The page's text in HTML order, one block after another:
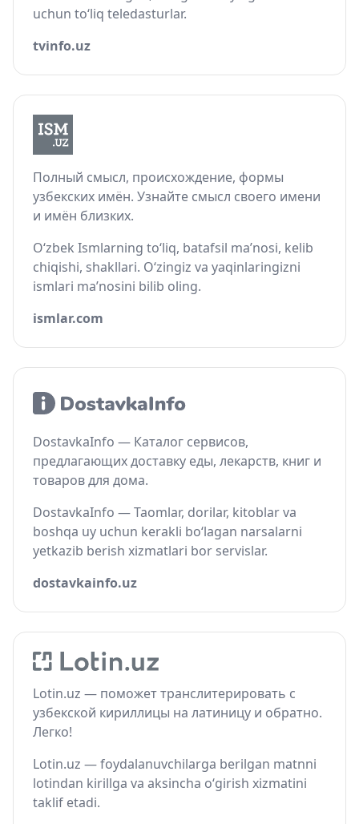
uchun to‘liq teledasturlar.
tvinfo.uz
Полный смысл, происхождение, формы
узбекских имён. Узнайте смысл своего имени
и имён близких.
O‘zbek Ismlarning to‘liq, batafsil ma’nosi, kelib
chiqishi, shakllari. O‘zingiz va yaqinlaringizni
ismlari ma’nosini bilib oling.
ismlar.com
DostavkaInfo — Каталог сервисов,
предлагающих доставку еды, лекарств, книг и
товаров для дома.
DostavkaInfo — Taomlar, dorilar, kitoblar va
boshqa uy uchun kerakli bo‘lagan narsalarni
yetkazib berish xizmatlari bor servislar.
dostavkainfo.uz
Lotin.uz — поможет транслитерировать с
узбекской кириллицы на латиницу и обратно.
Легко!
Lotin.uz — foydalanuvchilarga berilgan matnni
lotindan kirillga va aksincha o‘girish xizmatini
taklif etadi.